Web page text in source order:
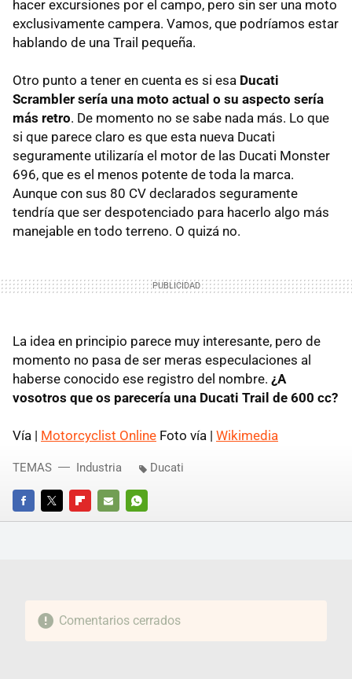
hacer excursiones por el campo, pero sin ser una moto
exclusivamente campera. Vamos, que podríamos estar
hablando de una Trail pequeña.
Otro punto a tener en cuenta es si esa Ducati
Scrambler sería una moto actual o su aspecto sería
más retro. De momento no se sabe nada más. Lo que
si que parece claro es que esta nueva Ducati
seguramente utilizaría el motor de las Ducati Monster
696, que es el menos potente de toda la marca.
Aunque con sus 80 CV declarados seguramente
tendría que ser despotenciado para hacerlo algo más
manejable en todo terreno. O quizá no.
La idea en principio parece muy interesante, pero de
momento no pasa de ser meras especulaciones al
haberse conocido ese registro del nombre. ¿A
vosotros que os parecería una Ducati Trail de 600 cc?
Vía | Motorcyclist Online Foto vía | Wikimedia
FACEBOOKTWITTERFLIPBOARD
E-
WHATSAPP
TEMAS Industria Ducati
Comentarios cerrados